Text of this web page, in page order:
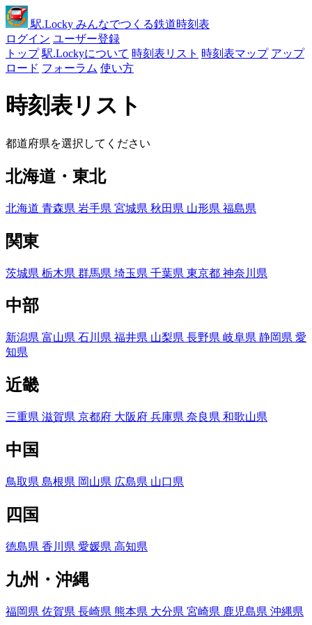
駅.Locky みんなでつくる鉄道時刻表
ログイン ユーザー登録
トップ 駅.Lockyについて 時刻表リスト 時刻表マップ アップ
ロード フォーラム 使い方
時刻表リスト
都道府県を選択してください
北海道・東北
北海道 青森県 岩手県 宮城県 秋田県 山形県 福島県
関東
茨城県 栃木県 群馬県 埼玉県 千葉県 東京都 神奈川県
中部
新潟県 富山県 石川県 福井県 山梨県 長野県 岐阜県 静岡県 愛
知県
近畿
三重県 滋賀県 京都府 大阪府 兵庫県 奈良県 和歌山県
中国
鳥取県 島根県 岡山県 広島県 山口県
四国
徳島県 香川県 愛媛県 高知県
九州・沖縄
福岡県 佐賀県 長崎県 熊本県 大分県 宮崎県 鹿児島県 沖縄県